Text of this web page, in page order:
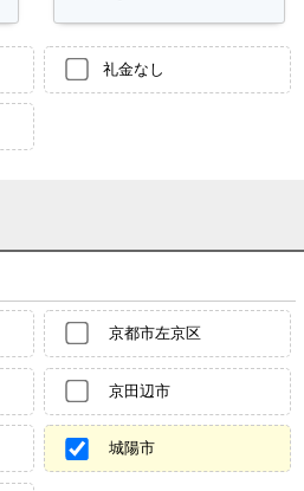
礼金なし
京都市左京区
京田辺市
城陽市